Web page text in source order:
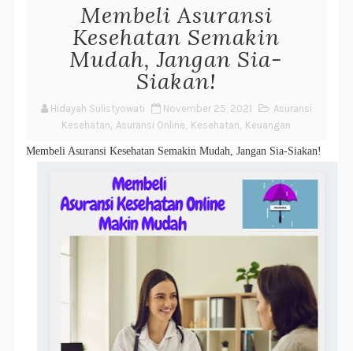
Membeli Asuransi
Kesehatan Semakin
Mudah, Jangan Sia-
Siakan!
Hidayah Sulistyowati November 25, 2021
Asuransi
Kesehatan, Asuransi Online, Kesehatan, Keuangan
Membeli Asuransi Kesehatan Semakin Mudah, Jangan Sia-Siakan!